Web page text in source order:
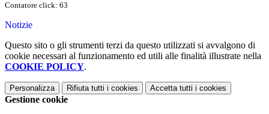
Contatore click: 63
Notizie
Questo sito o gli strumenti terzi da questo utilizzati si avvalgono di
cookie necessari al funzionamento ed utili alle finalità illustrate nella
COOKIE POLICY.
Personalizza Rifiuta tutti i cookies Accetta tutti i cookies
Gestione cookie